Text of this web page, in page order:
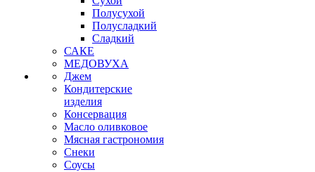
Полусухой
Полусладкий
Сладкий
САКЕ
МЕДОВУХА
Джем
Кондитерские
изделия
Консервация
Масло оливковое
Мясная гастрономия
Снеки
Соусы